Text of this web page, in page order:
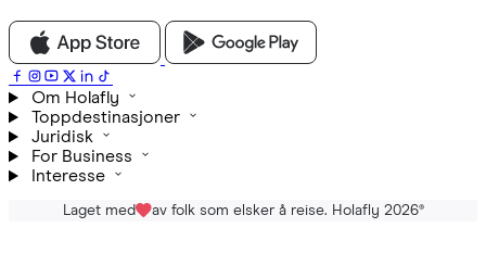
Om Holafly
Toppdestinasjoner
Juridisk
For Business
Interesse
Laget med av folk som elsker å reise. Holafly 2026®